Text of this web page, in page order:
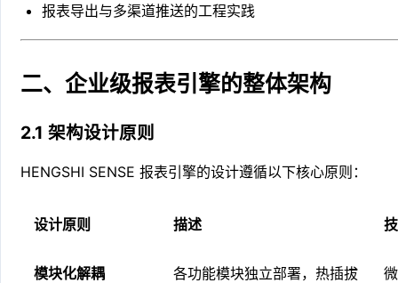
报表导出与多渠道推送的工程实践
二、企业级报表引擎的整体架构
2.1 架构设计原则
HENGSHI SENSE 报表引擎的设计遵循以下核心原则：
设计原则 描述
模块化解耦 各功能模块独立部署，热插拔